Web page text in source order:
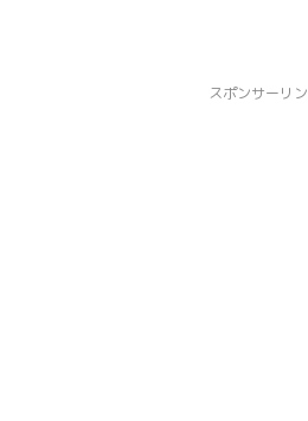
スポンサーリ